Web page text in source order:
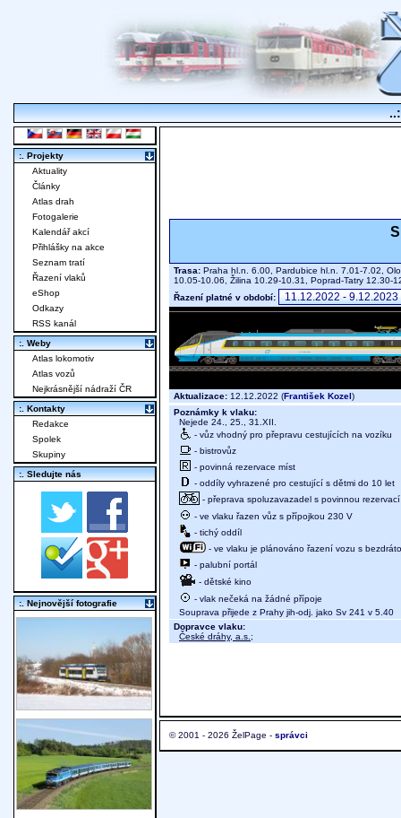
Trasa: Praha hl.n. 6.00, Pardubice hl.n. 7.01-7.02,
10.05-10.06, Žilina 10.29-10.31, Poprad-Tatry
Řazení platné v období:
Aktualizace: 12.12.2022 (František Kozel)
Poznámky k vlaku:
Nejede 24., 25., 31.XII.
- vůz vhodný pro přepravu cestujících na vozíku
- bistrovůz
- povinná rezervace míst
- oddíly vyhrazené pro cestující s dětmi do 10 let
- přeprava spoluzavazadel s povinnou
- ve vlaku řazen vůz s přípojkou 230 V
- tichý oddíl
- ve vlaku je plánováno řazení vozu s
- palubní portál
- dětské kino
- vlak nečeká na žádné přípoje
Souprava přijede z Prahy jih-odj. jako Sv 241 v 5.40
Dopravce vlaku:
České dráhy, a.s. ;
© 2001 - 2026 ŽelPage - správci
:. Projekty
Aktuality
Články
Atlas drah
Fotogalerie
Kalendář akcí
Přihlášky na akce
Seznam tratí
Řazení vlaků
eShop
Odkazy
RSS kanál
:. Weby
Atlas lokomotiv
Atlas vozů
Nejkrásnější nádraží ČR
:. Kontakty
Redakce
Spolek
Skupiny
:. Sledujte nás
:. Nejnovější fotografie